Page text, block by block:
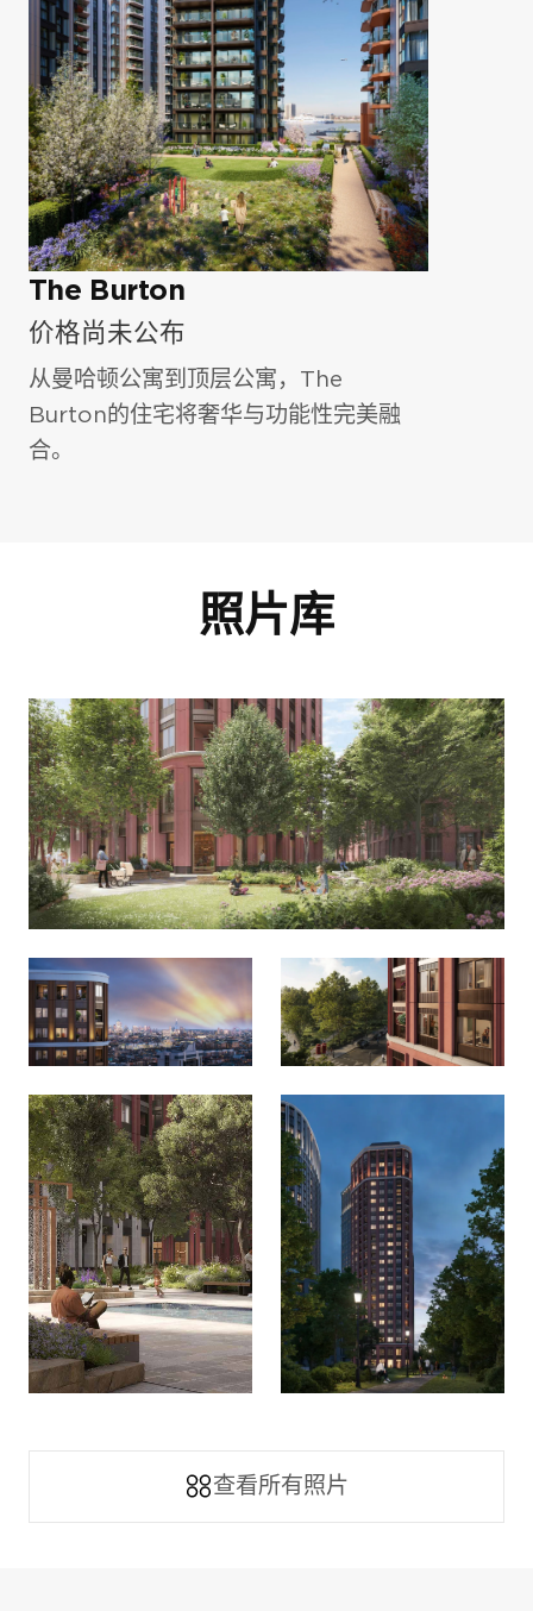
名字 *
姓氏*
電郵*
電話號碼*
我同意隱私權政策和服務條款.
名字 *
姓氏*
电子邮件*
我想在英國購買房產。
留言
隱私政策和服務條款。
The Burton
价格尚未公布
从曼哈顿公寓到顶层公寓，The
Burton的住宅将奢华与功能性完美融
合。
照片库
查看所有照片
周边环境 (8)
址，即可解锁该房产的完整文档及指南套
装。
全名*
電子郵件*
电话号码*
我同意 隱私權政策和服務條款.